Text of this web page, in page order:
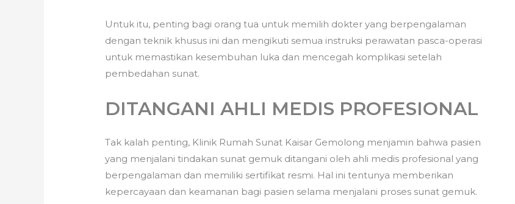
Untuk itu, penting bagi orang tua untuk memilih dokter yang berpengalaman
dengan teknik khusus ini dan mengikuti semua instruksi perawatan pasca-operasi
untuk memastikan kesembuhan luka dan mencegah komplikasi setelah
pembedahan sunat.
DITANGANI AHLI MEDIS PROFESIONAL
Tak kalah penting, Klinik Rumah Sunat Kaisar Gemolong menjamin bahwa pasien
yang menjalani tindakan sunat gemuk ditangani oleh ahli medis profesional yang
berpengalaman dan memiliki sertifikat resmi. Hal ini tentunya memberikan
kepercayaan dan keamanan bagi pasien selama menjalani proses sunat gemuk.